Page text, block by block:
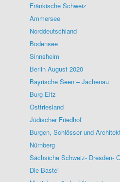
Fränkische Schweiz
Ammersee
Norddeutschland
Bodensee
Sinnsheim
Berlin August 2020
Bayrische Seen – Jachenau
Burg Eltz
Ostfriesland
Jüdischer Friedhof
Burgen, Schlösser und
Nürnberg
Sächsiche Schweiz- Dresden-
Die Bastei